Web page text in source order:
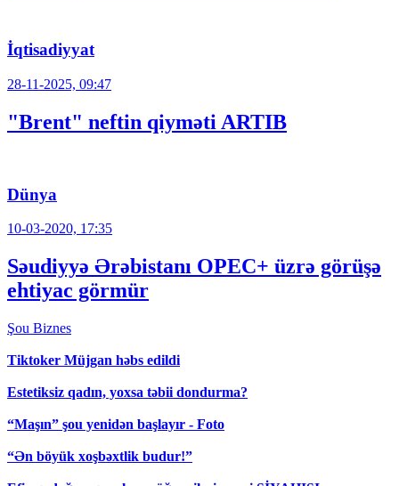
İqtisadiyyat
28-11-2025, 09:47
"Brent" neftin qiyməti ARTIB
Dünya
10-03-2020, 17:35
Səudiyyə Ərəbistanı OPEC+ üzrə görüşə
ehtiyac görmür
Şou Biznes
Tiktoker Müjgan həbs edildi
Estetiksiz qadın, yoxsa təbii dondurma?
“Maşın” şou yenidən başlayır - Foto
“Ən böyük xoşbəxtlik budur!”